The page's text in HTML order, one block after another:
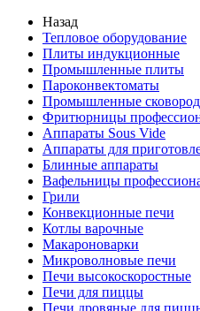
Назад
Тепловое оборудование
Плиты индукционные
Промышленные плиты
Пароконвектоматы
Промышленные
Фритюрницы
Аппараты Sous Vide
Аппараты для
Блинные аппараты
Вафельницы
Грили
Конвекционные печи
Котлы варочные
Макароноварки
Микроволновые печи
Печи высокоскоростные
Печи для пиццы
Печи дровяные для